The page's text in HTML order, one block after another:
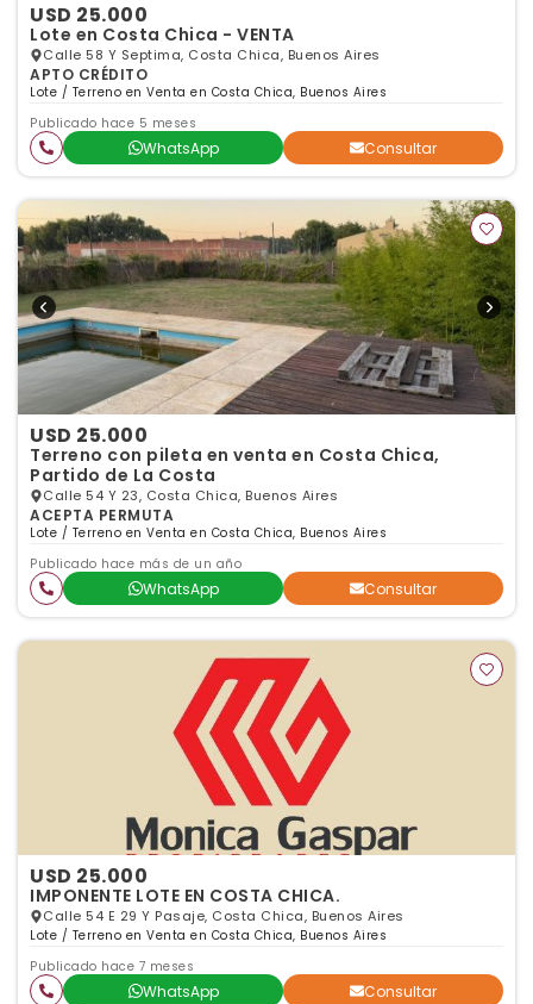
USD 25.000
Lote en Costa Chica - VENTA
Calle 58 Y Septima, Costa Chica, Buenos Aires
APTO CRÉDITO
Lote / Terreno en Venta en Costa Chica, Buenos Aires
Publicado hace 5 meses
WhatsApp Consultar
USD 25.000
Terreno con pileta en venta en Costa Chica,
Partido de La Costa
Calle 54 Y 23, Costa Chica, Buenos Aires
ACEPTA PERMUTA
Lote / Terreno en Venta en Costa Chica, Buenos Aires
Publicado hace más de un año
WhatsApp Consultar
USD 25.000
IMPONENTE LOTE EN COSTA CHICA.
Calle 54 E 29 Y Pasaje, Costa Chica, Buenos Aires
Lote / Terreno en Venta en Costa Chica, Buenos Aires
Publicado hace 7 meses
WhatsApp Consultar